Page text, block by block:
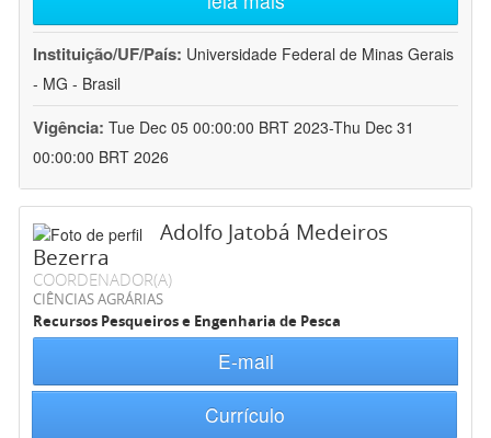
Instituição/UF/País: Universidade Federal de Minas Gerais
- MG - Brasil
Vigência: Tue Dec 05 00:00:00 BRT 2023-Thu Dec 31
00:00:00 BRT 2026
Adolfo Jatobá Medeiros
Bezerra
COORDENADOR(A)
CIÊNCIAS AGRÁRIAS
Recursos Pesqueiros e Engenharia de Pesca
E-mail
Currículo